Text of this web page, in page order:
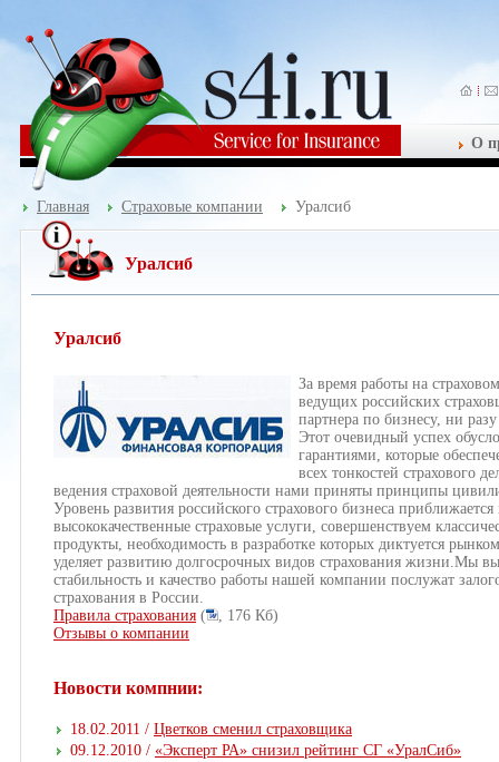
О
Главная Страховые компании Уралсиб
Уралсиб
Уралсиб
За время работы на
ведущих российских
партнера по бизнесу, ни
Этот очевидный успех
гарантиями, которые
всех тонкостей страхового
ведения страховой деятельности нами приняты принципы
Уровень развития российского страхового бизнеса
высококачественные страховые услуги, совершенствуем
продукты, необходимость в разработке которых диктуется
уделяет развитию долгосрочных видов страхования жизни.Мы
стабильность и качество работы нашей компании послужат
страхования в России.
Правила страхования (
, 176 Кб)
Отзывы о компании
Новости компнии:
18.02.2011 / Цветков сменил страховщика
09.12.2010 / «Эксперт РА» снизил рейтинг СГ «УралСиб»